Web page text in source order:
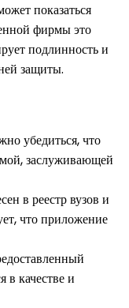
показаться
фирмы это
подлинность и
защиты.
убедиться, что
заслуживающей
в реестр вузов и
что приложение
в качестве и